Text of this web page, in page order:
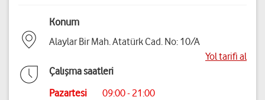
Konum
Alaylar Bir Mah. Atatürk Cad. No: 10/A
Yol tarifi al
Çalışma saatleri
Pazartesi
09:00 - 21:00